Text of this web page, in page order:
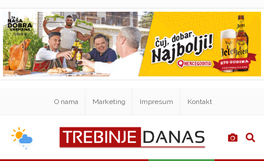
O nama Marketing Impresum Kontakt